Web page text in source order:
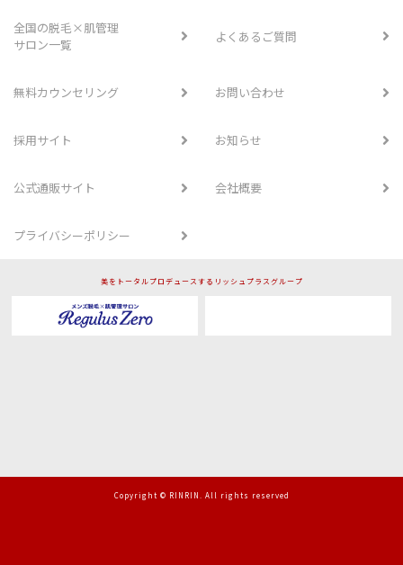
全国の脱毛×肌管理
サロン一覧
よくあるご質問
無料カウンセリング お問い合わせ
採用サイト お知らせ
公式通販サイト 会社概要
プライバシーポリシー
美をトータルプロデュースするリッシュプラスグループ
Copyright © RINRIN. All rights reserved